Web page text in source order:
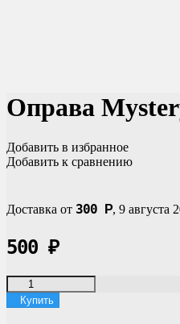
Оправа
Добавить в избранное
Добавить к сравнению
Доставка от 300 Р, 9 августа
500 ₽
Купить